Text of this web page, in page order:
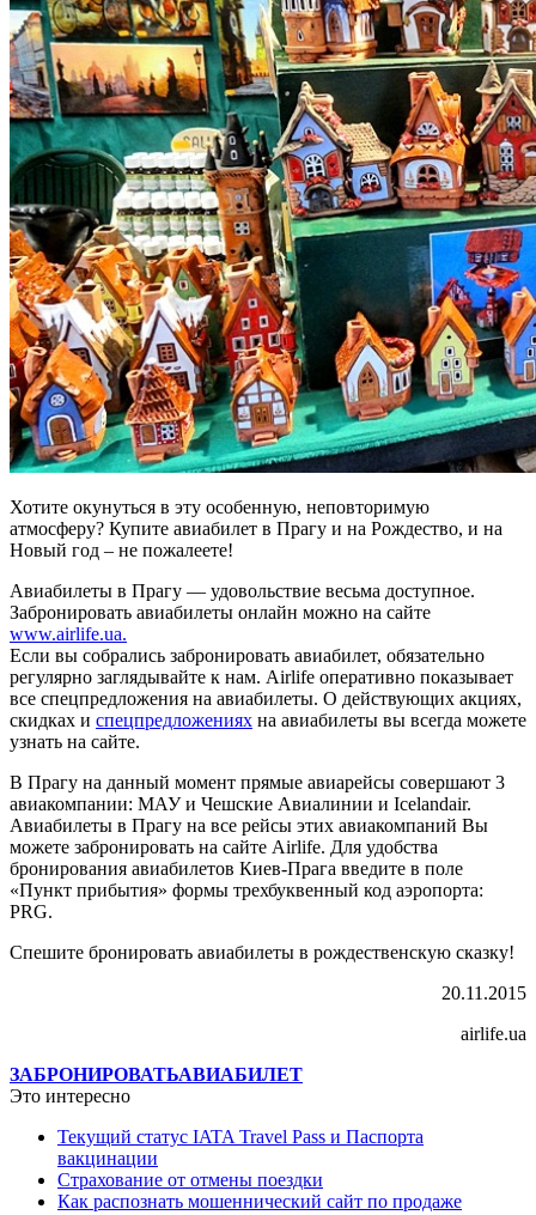
Хотите окунуться в эту особенную, неповторимую
атмосферу? Купите авиабилет в Прагу и на Рождество, и на
Новый год – не пожалеете!
Авиабилеты в Прагу — удовольствие весьма доступное.
Забронировать авиабилеты онлайн можно на сайте
www.airlife.ua.
Если вы собрались забронировать авиабилет, обязательно
регулярно заглядывайте к нам. Airlife оперативно показывает
все спецпредложения на авиабилеты. О действующих акциях,
скидках и спецпредложениях на авиабилеты вы всегда можете
узнать на сайте.
В Прагу на данный момент прямые авиарейсы совершают 3
авиакомпании: МАУ и Чешские Авиалинии и Icelandair.
Авиабилеты в Прагу на все рейсы этих авиакомпаний Вы
можете забронировать на сайте Airlife. Для удобства
бронирования авиабилетов Киев-Прага введите в поле
«Пункт прибытия» формы трехбуквенный код аэропорта:
PRG.
Спешите бронировать авиабилеты в рождественскую сказку!
20.11.2015
airlife.ua
ЗАБРОНИРОВАТЬАВИАБИЛЕТ
Это интересно
Текущий статус IATA Travel Pass и Паспорта
вакцинации
Страхование от отмены поездки
Как распознать мошеннический сайт по продаже